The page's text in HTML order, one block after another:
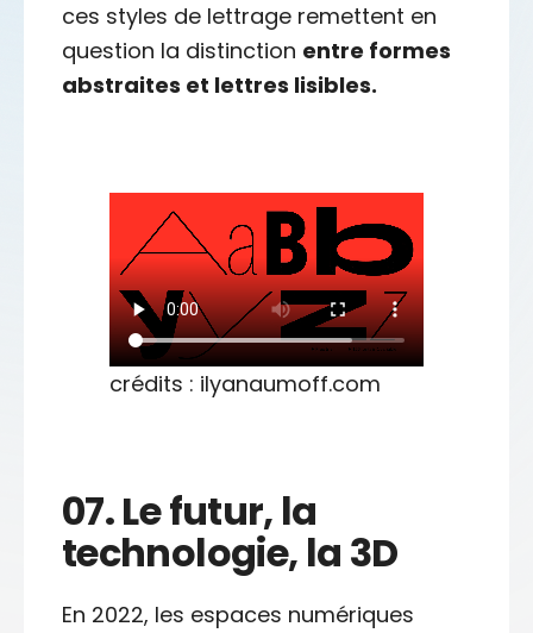
ces styles de lettrage remettent en
question la distinction entre formes
abstraites et lettres lisibles.
crédits : ilyanaumoff.com
07.Le futur, la
technologie, la 3D
En 2022, les espaces numériques